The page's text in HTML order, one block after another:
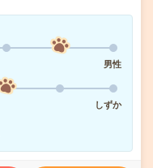
男性
しずか